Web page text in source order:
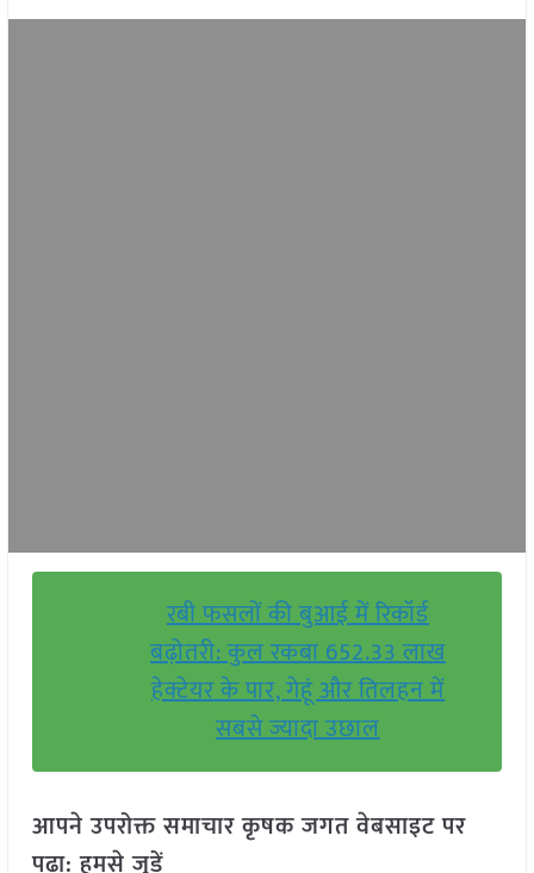
रबी फसलों की बुआई में रिकॉर्ड
बढ़ोतरी: कुल रकबा 652.33 लाख
हेक्टेयर के पार, गेहूं और तिलहन में
सबसे ज्यादा उछाल
आपने उपरोक्त समाचार कृषक जगत वेबसाइट पर